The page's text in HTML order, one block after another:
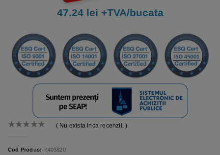
( Nu exista inca recenzii. )
Cod Produs: R403820
47.24 lei +TVA/bucata